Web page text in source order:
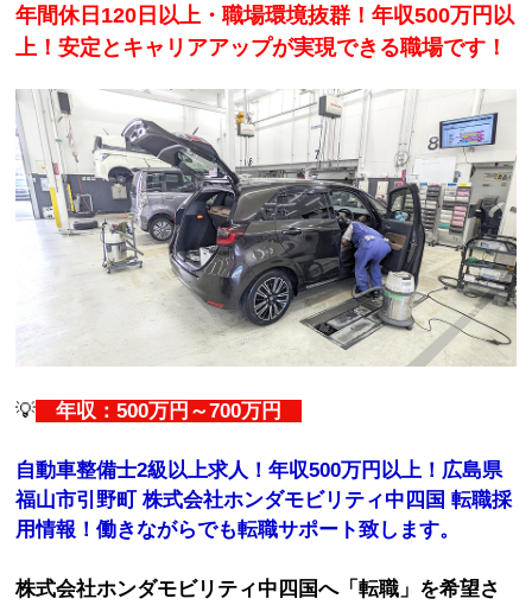
年間休日120日以上・職場環境抜群！年収500万円以
上！安定とキャリアアップが実現できる職場です！
💡 年収：500万円～700万円
自動車整備士2級以上求人！年収500万円以上！広島県
福山市引野町 株式会社ホンダモビリティ中四国 転職採
用情報！働きながらでも転職サポート致します。
株式会社ホンダモビリティ中四国へ「転職」を希望さ